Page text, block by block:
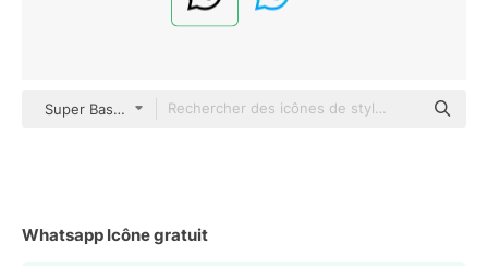
Super Basic Straight Outline
Whatsapp Icône gratuit